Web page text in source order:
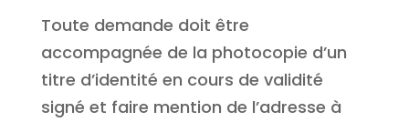
Toute demande doit être
accompagnée de la photocopie d’un
titre d’identité en cours de validité
signé et faire mention de l’adresse à